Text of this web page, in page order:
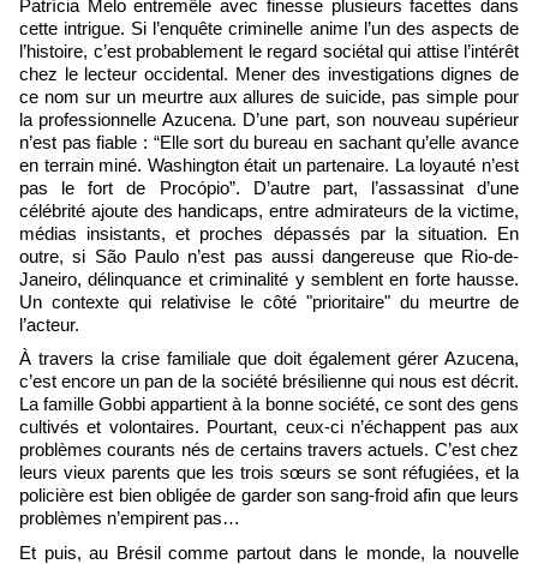
Patrícia Melo entremêle avec finesse plusieurs facettes dans
cette intrigue. Si l’enquête criminelle anime l’un des aspects de
l’histoire, c’est probablement le regard sociétal qui attise l’intérêt
chez le lecteur occidental. Mener des investigations dignes de
ce nom sur un meurtre aux allures de suicide, pas simple pour
la professionnelle Azucena. D’une part, son nouveau supérieur
n’est pas fiable : “Elle sort du bureau en sachant qu’elle avance
en terrain miné. Washington était un partenaire. La loyauté n’est
pas le fort de Procópio”. D’autre part, l’assassinat d’une
célébrité ajoute des handicaps, entre admirateurs de la victime,
médias insistants, et proches dépassés par la situation. En
outre, si São Paulo n’est pas aussi dangereuse que Rio-de-
Janeiro, délinquance et criminalité y semblent en forte hausse.
Un contexte qui relativise le côté "prioritaire" du meurtre de
l’acteur.
À travers la crise familiale que doit également gérer Azucena,
c’est encore un pan de la société brésilienne qui nous est décrit.
La famille Gobbi appartient à la bonne société, ce sont des gens
cultivés et volontaires. Pourtant, ceux-ci n’échappent pas aux
problèmes courants nés de certains travers actuels. C’est chez
leurs vieux parents que les trois sœurs se sont réfugiées, et la
policière est bien obligée de garder son sang-froid afin que leurs
problèmes n’empirent pas…
Et puis, au Brésil comme partout dans le monde, la nouvelle